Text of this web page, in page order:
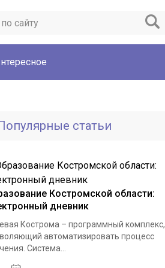
статьи
Костромской области:
дневник
Кострома – программный комплекс,
автоматизировать процесс
Система...